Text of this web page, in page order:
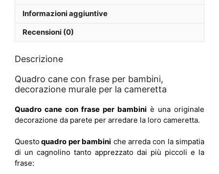
Informazioni aggiuntive
Recensioni (0)
Descrizione
Quadro cane con frase per bambini,
decorazione murale per la cameretta
Quadro cane con frase per bambini è una originale
decorazione da parete per arredare la loro cameretta.
Questoquadro per bambini che arreda con la simpatia
di un cagnolino tanto apprezzato dai più piccoli e la
frase: